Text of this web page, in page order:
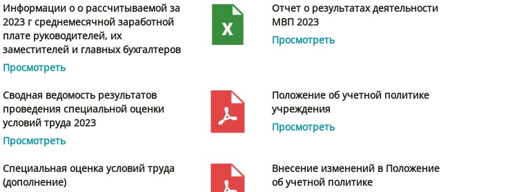
Информации о о рассчитываемой за
2023 г среднемесячной заработной
плате руководителей, их
заместителей и главных бухгалтеров
Просмотреть
Отчет о результатах деятельности
МВП 2023
Просмотреть
Сводная ведомость результатов
проведения специальной оценки
условий труда 2023
Просмотреть
Положение об учетной политике
учреждения
Просмотреть
Специальная оценка условий труда
(дополнение)
Внесение изменений в Положение
об учетной политике